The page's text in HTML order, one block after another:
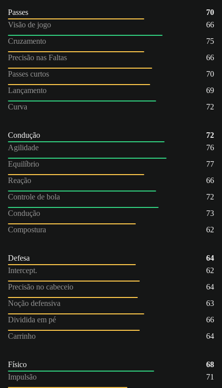
Passes
70
Visão de jogo
66
Cruzamento
75
Precisão nas Faltas
66
Passes curtos
70
Lançamento
69
Curva
72
Condução
72
Agilidade
76
Equilíbrio
77
Reação
66
Controle de bola
72
Condução
73
Compostura
62
Defesa
64
Intercept.
62
Precisão no cabeceio
64
Noção defensiva
63
Dividida em pé
66
Carrinho
64
Físico
68
Impulsão
71